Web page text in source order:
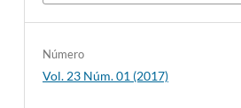
Número
Vol. 23 Núm. 01 (2017)